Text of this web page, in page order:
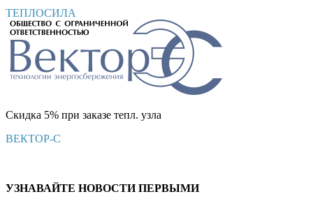
ТЕПЛОСИЛА
Скидка 5% при заказе тепл. узла
ВЕКТОР-С
УЗНАВАЙТЕ НОВОСТИ ПЕРВЫМИ